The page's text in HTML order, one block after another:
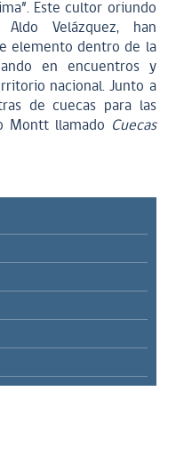
Este cultor oriundo
Velázquez, han
elemento dentro de la
en encuentros y
nacional. Junto a
de cuecas para las
Montt llamado Cuecas